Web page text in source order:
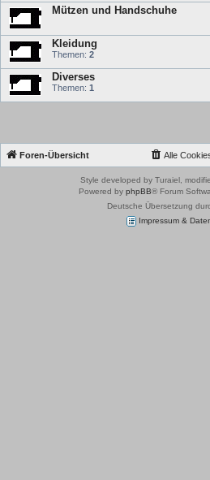
Mützen und Handschuhe
Kleidung
Themen: 2
Diverses
Themen: 1
Foren-Übersicht Alle
Style developed by Turaiel,
Powered by phpBB® Forum
Deutsche Übersetzung
Impressum &